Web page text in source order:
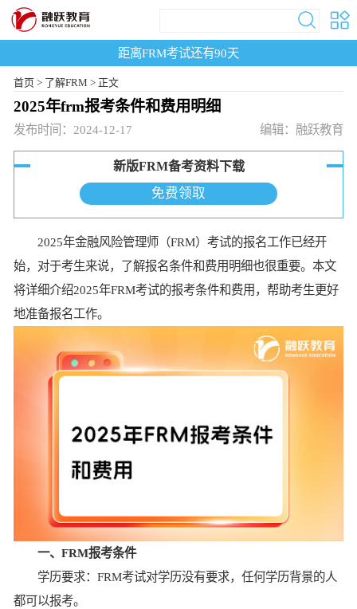
距离FRM考试还有90天
首页> 了解FRM > 正文
2025年frm报考条件和费用明细
发布时间：2024-12-17 编辑：融跃教育
新版FRM备考资料下载
免费领取
2025年金融风险管理师（FRM）考试的报名工作已经开
始，对于考生来说，了解报名条件和费用明细也很重要。本文
将详细介绍2025年FRM考试的报考条件和费用，帮助考生更好
地准备报名工作。
一、FRM报考条件
学历要求：FRM考试对学历没有要求，任何学历背景的人
都可以报考。